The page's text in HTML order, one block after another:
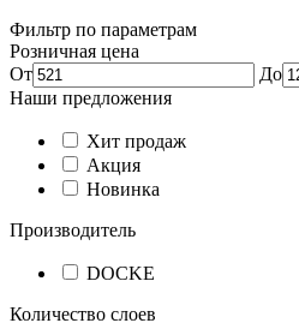
Фильтр по параметрам
Розничная цена
От
До
Наши предложения
Хит продаж
Акция
Новинка
Производитель
DOCKE
Количество слоев